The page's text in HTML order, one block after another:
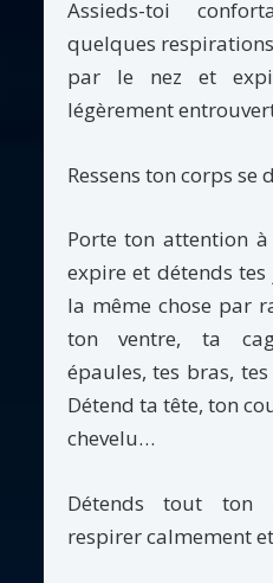
Assieds-toi
quelques
par le nez et
légèrement
Ressens ton corps se
Porte ton attention
expire et détends
la même chose par
ton ventre, ta
épaules, tes bras,
Détend ta tête, ton
chevelu…
Détends tout ton
respirer calmement